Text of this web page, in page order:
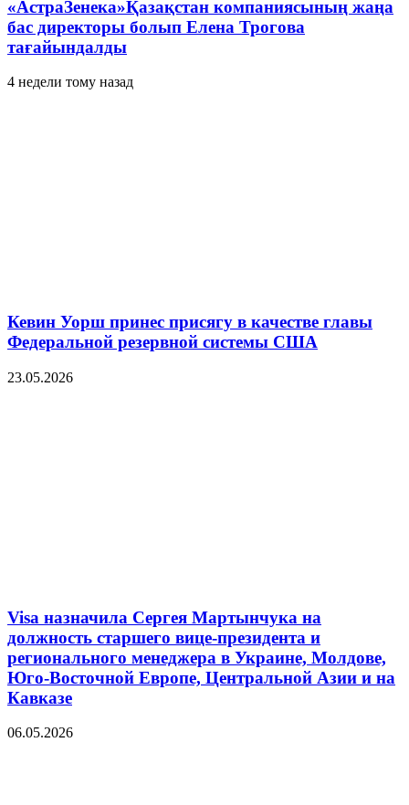
«АстраЗенека»Қазақстан компаниясының жаңа
бас директоры болып Елена Трогова
тағайындалды
4 недели тому назад
Кевин Уорш принес присягу в качестве главы
Федеральной резервной системы США
23.05.2026
Visa назначила Сергея Мартынчука на
должность старшего вице-президента и
регионального менеджера в Украине, Молдове,
Юго-Восточной Европе, Центральной Азии и на
Кавказе
06.05.2026